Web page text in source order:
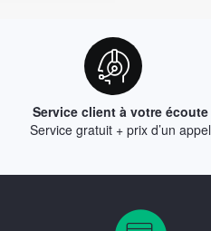
Service client à votre écoute
Service gratuit + prix d’un appel